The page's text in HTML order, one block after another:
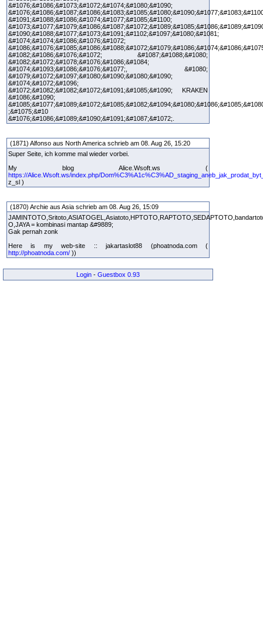
&#1076;&#1086;&#1073;&#1072;&#1074;&#1080;&#1090;
&#1091;&#1088;&#1086;&#1074;&#1077;&#1085;&#1100;
&#1090;&#1088;&#1077;&#1073;&#1091;&#1102;&#1097;&#1080;&#1081;
&#1074;&#1074;&#1086;&#1076;&#1072;
&#1082;&#1086;&#1076;&#1072; &#1087;&#1088;&#1080;
&#1082;&#1072;&#1078;&#1076;&#1086;&#1084;
&#1074;&#1093;&#1086;&#1076;&#1077;, &#1080;
&#1079;&#1072;&#1097;&#1080;&#1090;&#1080;&#1090;
&#1074;&#1072;&#1096;
&#1072;&#1082;&#1082;&#1072;&#1091;&#1085;&#1090; KRAKEN
&#1086;&#1090;
;&#1075;&#10
&#1076;&#1086;&#1089;&#1090;&#1091;&#1087;&#1072;.
(1871) Alfonso aus North America schrieb am 08. Aug 26, 15:20
Super Seite, ich komme mal wieder vorbei.
My blog Alice.Wsoft.ws (
https://Alice.Wsoft.ws/index.php/
z_sl )
(1870) Archie aus Asia schrieb am 08. Aug 26, 15:09
O,JAYA = kombinasi mantap &#9889;
Gak pernah zonk
Here is my web-site :: jakartaslot88 (phoatnoda.com (
http://phoatnoda.com/ ))
Login - Guestbox 0.93